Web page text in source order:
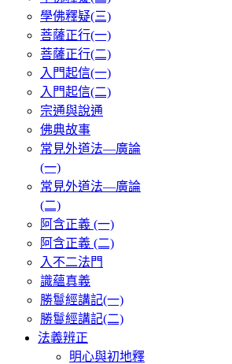
學佛釋疑(三)
菩薩正行(一)
菩薩正行(二)
入門起信(一)
入門起信(二)
宗通與說通
佛典故事
常見外道法—廣論
(一)
常見外道法—廣論
(二)
阿含正義 (一)
阿含正義 (二)
入不二法門
識蘊真義
勝鬘經講記(一)
勝鬘經講記(二)
法義辨正
明心與初地釋